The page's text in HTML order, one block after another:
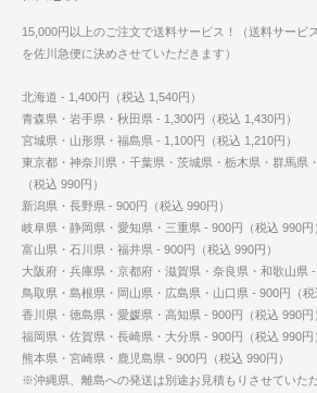
15,000円以上のご注文で送料サービス！（送料サービ
を佐川急便に決めさせていただきます）
北海道 - 1,400円（税込 1,540円）
青森県・岩手県・秋田県 - 1,300円（税込 1,430円）
宮城県・山形県・福島県 - 1,100円（税込 1,210円）
東京都・神奈川県・千葉県・茨城県・栃木県・群馬県
（税込 990円）
新潟県・長野県 - 900円（税込 990円）
岐阜県・静岡県・愛知県・三重県 - 900円（税込 990円
富山県・石川県・福井県 - 900円（税込 990円）
大阪府・兵庫県・京都府・滋賀県・奈良県・和歌山県 -
鳥取県・島根県・岡山県・広島県・山口県 - 900円（税
香川県・徳島県・愛媛県・高知県 - 900円（税込 990円
福岡県・佐賀県・長崎県・大分県 - 900円（税込 990円
熊本県・宮崎県・鹿児島県 - 900円（税込 990円）
※沖縄県、離島への発送は別途お見積もりさせていた